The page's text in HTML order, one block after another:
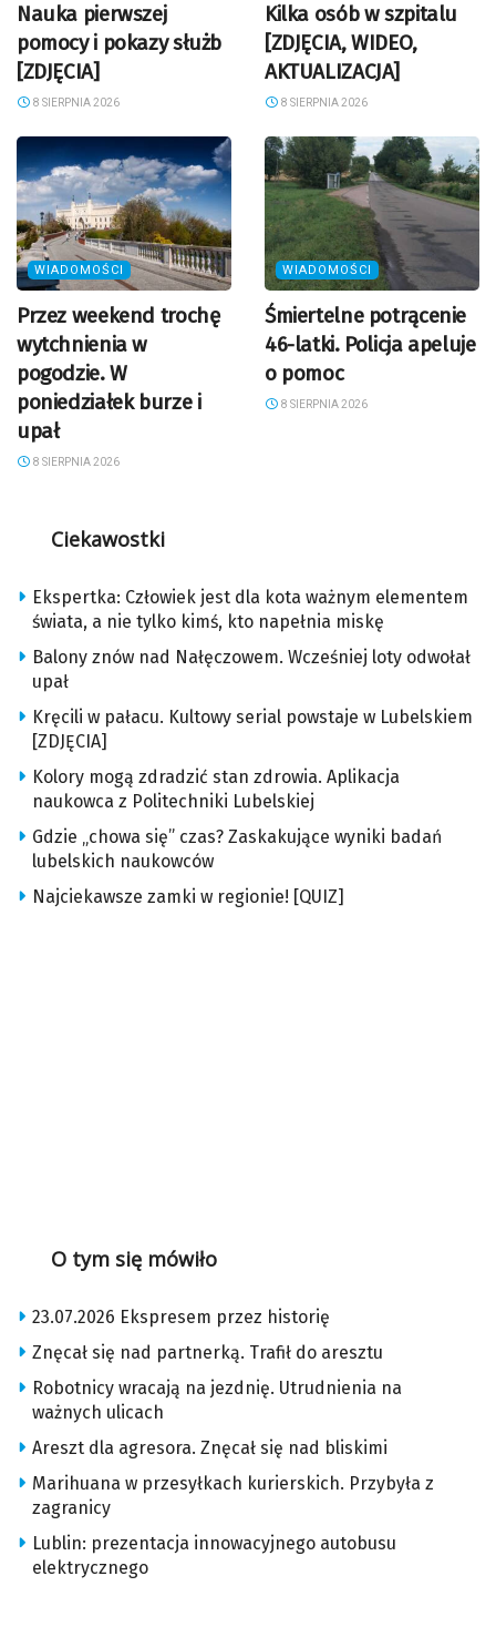
Nauka pierwszej
pomocy i pokazy służb
[ZDJĘCIA]
8 SIERPNIA 2026
Kilka osób w szpitalu
[ZDJĘCIA, WIDEO,
AKTUALIZACJA]
8 SIERPNIA 2026
WIADOMOŚCI
Przez weekend trochę
wytchnienia w
pogodzie. W
poniedziałek burze i
upał
8 SIERPNIA 2026
WIADOMOŚCI
Śmiertelne potrącenie
46-latki. Policja apeluje
o pomoc
8 SIERPNIA 2026
Ciekawostki
Ekspertka: Człowiek jest dla kota ważnym elementem
świata, a nie tylko kimś, kto napełnia miskę
Balony znów nad Nałęczowem. Wcześniej loty odwołał
upał
Kręcili w pałacu. Kultowy serial powstaje w Lubelskiem
[ZDJĘCIA]
Kolory mogą zdradzić stan zdrowia. Aplikacja
naukowca z Politechniki Lubelskiej
Gdzie „chowa się” czas? Zaskakujące wyniki badań
lubelskich naukowców
Najciekawsze zamki w regionie! [QUIZ]
O tym się mówiło
23.07.2026 Ekspresem przez historię
Znęcał się nad partnerką. Trafił do aresztu
Robotnicy wracają na jezdnię. Utrudnienia na
ważnych ulicach
Areszt dla agresora. Znęcał się nad bliskimi
Marihuana w przesyłkach kurierskich. Przybyła z
zagranicy
Lublin: prezentacja innowacyjnego autobusu
elektrycznego